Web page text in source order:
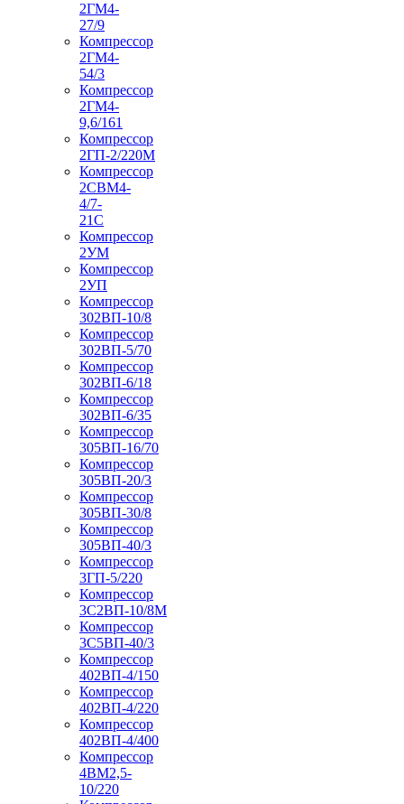
2ГМ4-
27/9
Компрессор
2ГМ4-
54/3
Компрессор
2ГМ4-
9,6/161
Компрессор
2ГП-2/220М
Компрессор
2СВМ4-
4/7-
21С
Компрессор
2УМ
Компрессор
2УП
Компрессор
302ВП-10/8
Компрессор
302ВП-5/70
Компрессор
302ВП-6/18
Компрессор
302ВП-6/35
Компрессор
305ВП-16/70
Компрессор
305ВП-20/3
Компрессор
305ВП-30/8
Компрессор
305ВП-40/3
Компрессор
3ГП-5/220
Компрессор
3С2ВП-10/8М
Компрессор
3С5ВП-40/3
Компрессор
402ВП-4/150
Компрессор
402ВП-4/220
Компрессор
402ВП-4/400
Компрессор
4ВМ2,5-
10/220